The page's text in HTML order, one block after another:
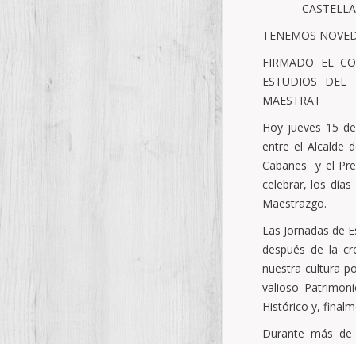
———-
TENEMOS
FIRMADO EL
ESTUDIOS DEL
MAESTRAT
Hoy jueves 15
entre el Alcalde
Cabanes y el
celebrar, los días
Maestrazgo.
Las Jornadas de
después de la
nuestra cultura
valioso
Histórico y,
Durante más